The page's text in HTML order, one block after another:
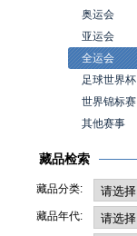
奥运会
亚运会
全运会
足球世界杯
世界锦标赛
其他赛事
藏品检索
藏品分类:
藏品年代: